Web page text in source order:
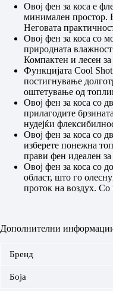
Овој фен за коса е
минимален простор.
Неговата
Овој фен за коса со
природната
Компактен и лесен
Функцијата Cool
постигнување
оштетување од
Овој фен за коса со
прилагодите
нудејќи
Овој фен за коса со
изберете понежна
прави фен идеален
Овој фен за коса со
област, што го
проток на воздух. Со
Дополнителни
Бренд
Боја